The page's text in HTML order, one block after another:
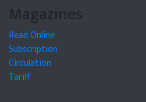
Magazines
Read Online
Subscription
Circulation
Tariff